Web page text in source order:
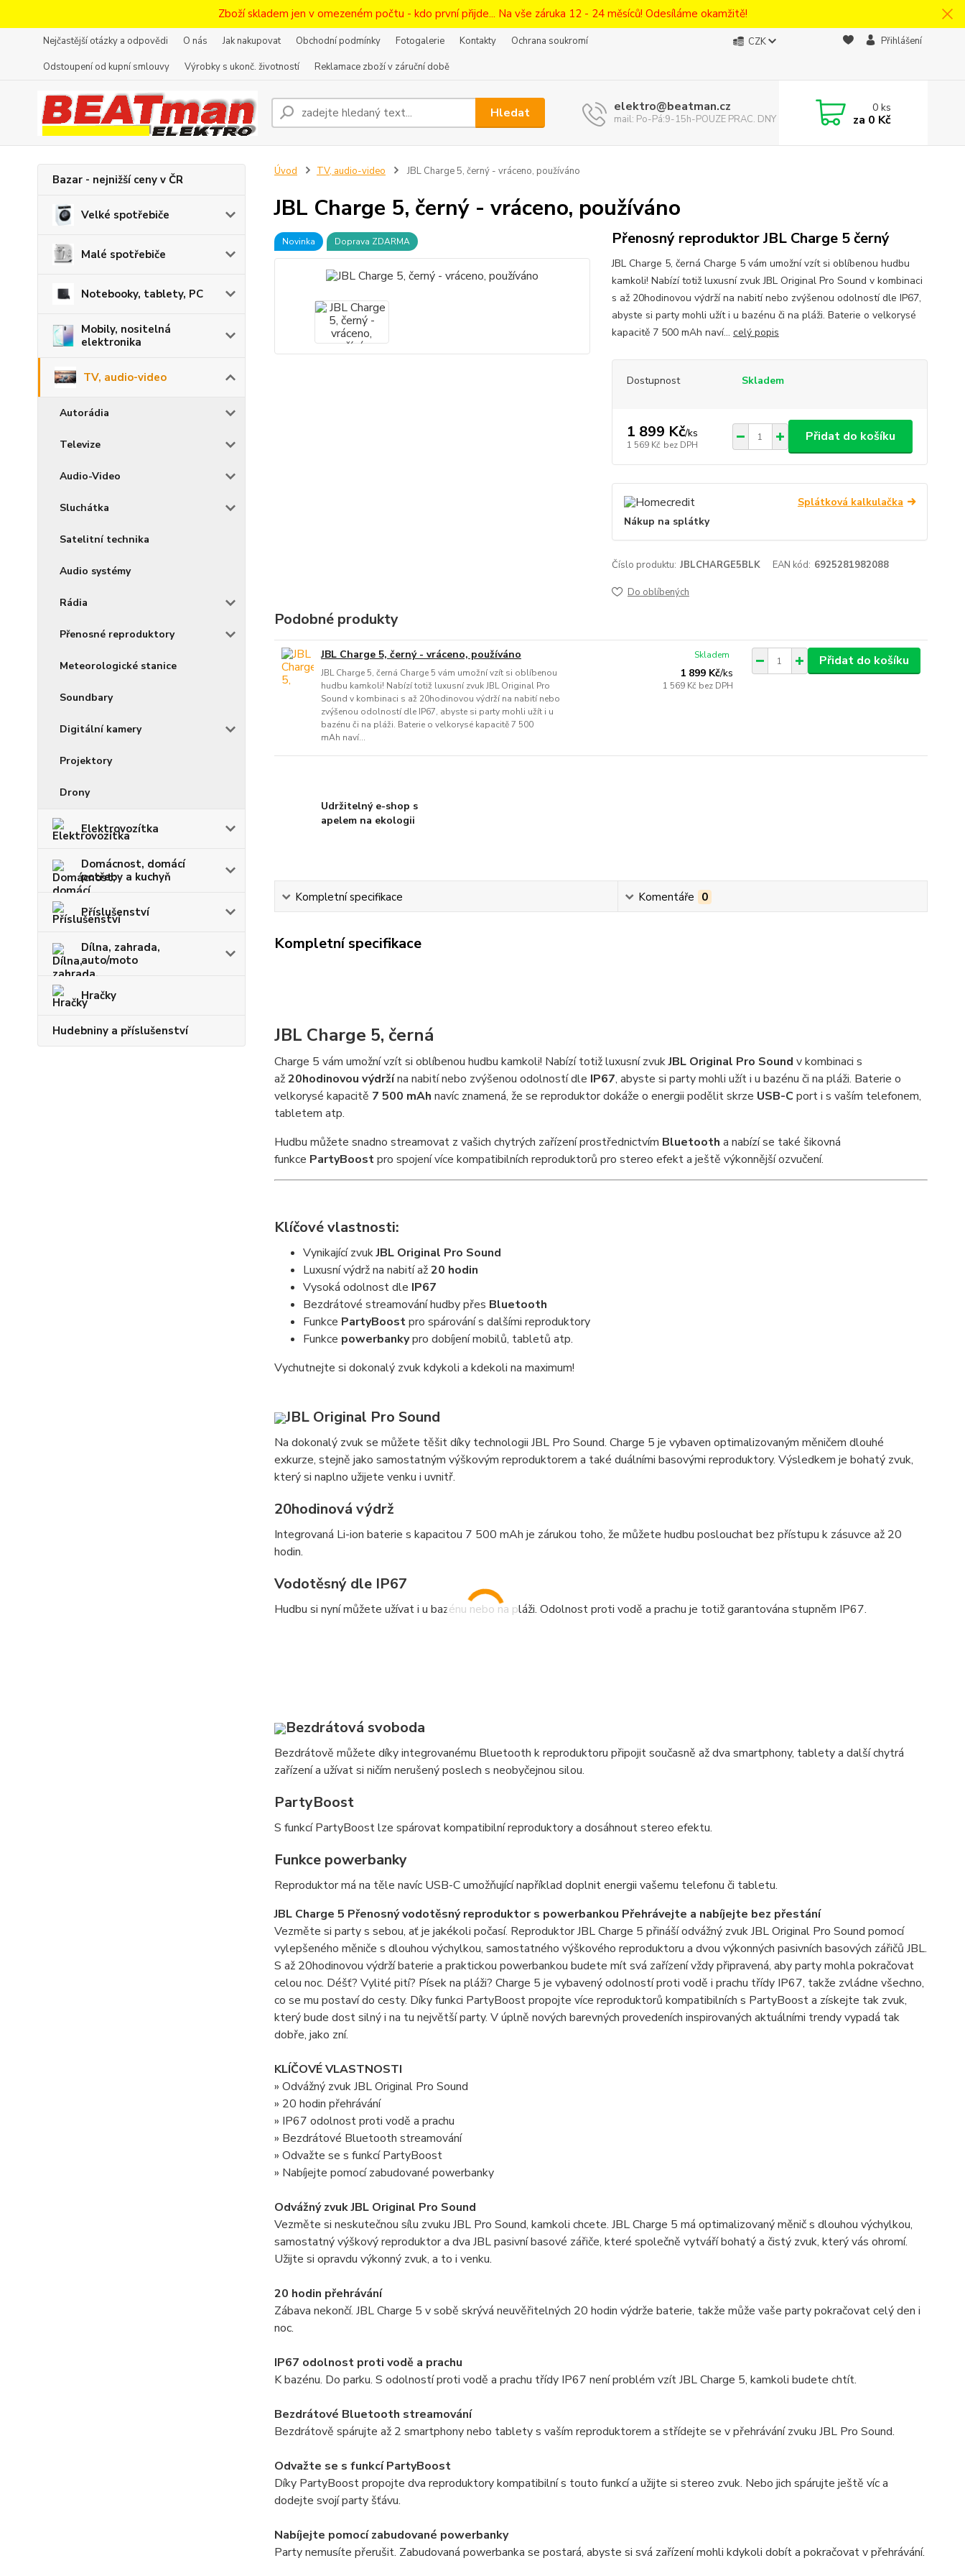
Zboží skladem jen v omezeném počtu - kdo první přijde... Na vše záruka 12 - 24 měsíců! Odesíláme okamžitě!
Nejčastější otázky a odpovědi O nás Jak nakupovat Obchodní podmínky Fotogalerie Kontakty
Ochrana soukromí
Odstoupení od kupní smlouvy
Výrobky s ukonč. životností Reklamace zboží v záruční době
CZK Přihlášení
Hledat elektro@beatman.cz
mail: Po-Pá:9-15h-POUZE PRAC. DNY
0ks
za 0 Kč
Bazar - nejnižší ceny v ČR
Velké spotřebiče
Malé spotřebiče
Notebooky, tablety, PC
Mobily, nositelná
elektronika
TV, audio-video
Autorádia
Televize
Audio-Video
Sluchátka
Satelitní technika
Audio systémy
Rádia
Přenosné reproduktory
Meteorologické stanice
Soundbary
Digitální kamery
Projektory
Drony
Elektrovozítka
Domácnost, domácí
potřeby a kuchyň
Příslušenství
Dílna, zahrada,
auto/moto
Hračky
Hudebniny a příslušenství
Úvod TV, audio-video JBL Charge 5, černý - vráceno, používáno
JBL Charge 5, černý - vráceno, používáno
Novinka Doprava ZDARMA Přenosný reproduktor JBL Charge 5 černý
JBL Charge 5, černá Charge 5 vám umožní vzít si oblíbenou hudbu
kamkoli! Nabízí totiž luxusní zvuk JBL Original Pro Sound v kombinaci
s až 20hodinovou výdrží na nabití nebo zvýšenou odolností dle IP67,
abyste si party mohli užít i u bazénu či na pláži. Baterie o velkorysé
kapacitě 7 500 mAh naví... celý popis
Dostupnost Skladem
1 899 Kč/ks
1 569 Kč bez DPH
Přidat do košíku
Splátková kalkulačka
Nákup na splátky
Číslo produktu: JBLCHARGE5BLK EAN kód: 6925281982088
Do oblíbených
Podobné produkty
JBL Charge 5, černý - vráceno, používáno
JBL Charge 5, černá Charge 5 vám umožní vzít si oblíbenou
hudbu kamkoli! Nabízí totiž luxusní zvuk JBL Original Pro
Sound v kombinaci s až 20hodinovou výdrží na nabití nebo
zvýšenou odolností dle IP67, abyste si party mohli užít i u
bazénu či na pláži. Baterie o velkorysé kapacitě 7 500
mAh naví...
1 899 Kč/ks
1 569 Kč bez DPH
Skladem Přidat do košíku
Udržitelný e-shop s
apelem na ekologii
Kompletní specifikace Komentáře 0
Kompletní specifikace
JBL Charge 5, černá
Charge 5 vám umožní vzít si oblíbenou hudbu kamkoli! Nabízí totiž luxusní zvukJBL Original Pro Sound v kombinaci s
až20hodinovou výdržína nabití nebo zvýšenou odolností dle IP67, abyste si party mohli užít i u bazénu či na pláži. Baterie o
velkorysé kapacitě 7 500 mAh navíc znamená, že se reproduktor dokáže o energii podělit skrze USB-C port i s vaším telefonem,
tabletem atp.
Hudbu můžete snadno streamovat z vašich chytrých zařízení prostřednictvím Bluetooth a nabízí se také šikovná
funkce PartyBoostpro spojení více kompatibilních reproduktorů pro stereo efekt a ještě výkonnější ozvučení.
Klíčové vlastnosti:
Vynikající zvukJBL Original Pro Sound
Luxusní výdrž na nabití až20 hodin
Vysoká odolnost dle IP67
Bezdrátové streamování hudby přes Bluetooth
Funkce PartyBoostpro spárování s dalšími reproduktory
Funkce powerbankypro dobíjení mobilů, tabletů atp.
Vychutnejte si dokonalý zvuk kdykoli a kdekoli na maximum!
JBL Original Pro Sound
Na dokonalý zvuk se můžete těšit díky technologii JBL Pro Sound. Charge 5 je vybaven optimalizovaným měničem dlouhé
exkurze, stejně jako samostatným výškovým reproduktorem a také duálními basovými reproduktory. Výsledkem je bohatý zvuk,
který si naplno užijete venku i uvnitř.
20hodinová výdrž
Integrovaná Li-ion baterie s kapacitou 7 500 mAh je zárukou toho, že můžete hudbu poslouchat bez přístupu k zásuvce až 20
hodin.
Vodotěsný dle IP67
Hudbu si nyní můžete užívat i u bazénu nebo na pláži. Odolnost proti vodě a prachu je totiž garantována stupněm IP67.
Bezdrátová svoboda
Bezdrátově můžete díky integrovanému Bluetooth k reproduktoru připojit současně až dva smartphony, tablety a další chytrá
zařízení a užívat si ničím nerušený poslech s neobyčejnou silou.
PartyBoost
S funkcí PartyBoost lze spárovat kompatibilní reproduktory a dosáhnout stereo efektu.
Funkce powerbanky
Reproduktor má na těle navíc USB-C umožňující například doplnit energii vašemu telefonu či tabletu.
JBL Charge 5 Přenosný vodotěsný reproduktor s powerbankou Přehrávejte a nabíjejte bez přestání
Vezměte si party s sebou, ať je jakékoli počasí. Reproduktor JBL Charge 5 přináší odvážný zvuk JBL Original Pro Sound pomocí
vylepšeného měniče s dlouhou výchylkou, samostatného výškového reproduktoru a dvou výkonných pasivních basových zářičů JBL.
S až 20hodinovou výdrží baterie a praktickou powerbankou budete mít svá zařízení vždy připravená, aby party mohla pokračovat
celou noc. Déšť? Vylité pití? Písek na pláži? Charge 5 je vybavený odolností proti vodě i prachu třídy IP67, takže zvládne všechno,
co se mu postaví do cesty. Díky funkci PartyBoost propojte více reproduktorů kompatibilních s PartyBoost a získejte tak zvuk,
který bude dost silný i na tu největší party. V úplně nových barevných provedeních inspirovaných aktuálními trendy vypadá tak
dobře, jako zní.
KLÍČOVÉ VLASTNOSTI
» Odvážný zvuk JBL Original Pro Sound
» 20 hodin přehrávání
» IP67 odolnost proti vodě a prachu
» Bezdrátové Bluetooth streamování
» Odvažte se s funkcí PartyBoost
» Nabíjejte pomocí zabudované powerbanky
Odvážný zvuk JBL Original Pro Sound
Vezměte si neskutečnou sílu zvuku JBL Pro Sound, kamkoli chcete. JBL Charge 5 má optimalizovaný měnič s dlouhou výchylkou,
samostatný výškový reproduktor a dva JBL pasivní basové zářiče, které společně vytváří bohatý a čistý zvuk, který vás ohromí.
Užijte si opravdu výkonný zvuk, a to i venku.
20 hodin přehrávání
Zábava nekončí. JBL Charge 5 v sobě skrývá neuvěřitelných 20 hodin výdrže baterie, takže může vaše party pokračovat celý den i
noc.
IP67 odolnost proti vodě a prachu
K bazénu. Do parku. S odolností proti vodě a prachu třídy IP67 není problém vzít JBL Charge 5, kamkoli budete chtít.
Bezdrátové Bluetooth streamování
Bezdrátově spárujte až 2 smartphony nebo tablety s vaším reproduktorem a střídejte se v přehrávání zvuku JBL Pro Sound.
Odvažte se s funkcí PartyBoost
Díky PartyBoost propojte dva reproduktory kompatibilní s touto funkcí a užijte si stereo zvuk. Nebo jich spárujte ještě víc a
dodejte svojí party šťávu.
Nabíjejte pomocí zabudované powerbanky
Party nemusíte přerušit. Zabudovaná powerbanka se postará, abyste si svá zařízení mohli kdykoli dobít a pokračovat v přehrávání.